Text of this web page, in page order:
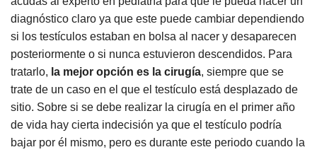
diagnóstico claro ya que este puede cambiar dependiendo
si los testículos estaban en bolsa al nacer y desaparecen
posteriormente o si nunca estuvieron descendidos. Para
tratarlo, la mejor opción es la cirugía, siempre que se
trate de un caso en el que el testículo está desplazado de
sitio. Sobre si se debe realizar la cirugía en el primer año
de vida hay cierta indecisión ya que el testículo podría
bajar por él mismo, pero es durante este periodo cuando la